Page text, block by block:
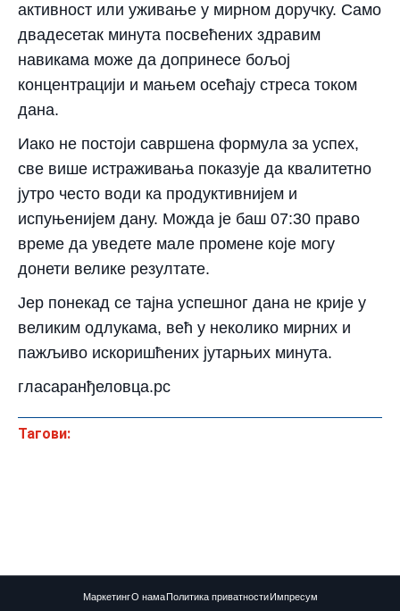
активност или уживање у мирном доручку. Само
двадесетак минута посвећених здравим
навикама може да допринесе бољој
концентрацији и мањем осећају стреса током
дана.
Иако не постоји савршена формула за успех,
све више истраживања показује да квалитетно
јутро често води ка продуктивнијем и
испуњенијем дану. Можда је баш 07:30 право
време да уведете мале промене које могу
донети велике резултате.
Јер понекад се тајна успешног дана не крије у
великим одлукама, већ у неколико мирних и
пажљиво искоришћених јутарњих минута.
гласаранђеловца.рс
Тагови:
МаркетингО нама Политика приватности Импресум